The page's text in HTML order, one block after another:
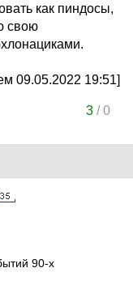
как пиндосы,
свою
09.05.2022 19:51]
3/0
90-х